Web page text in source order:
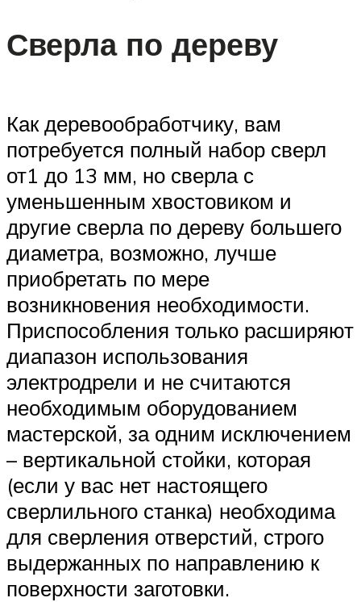
Сверла по дереву
Как деревообработчику, вам
потребуется полный набор сверл
от1 до 13 мм, но сверла с
уменьшенным хвостовиком и
другие сверла по дереву большего
диаметра, возможно, лучше
приобретать по мере
возникновения необходимости.
Приспособления только расширяют
диапазон использования
электродрели и не считаются
необходимым оборудованием
мастерской, за одним исключением
– вертикальной стойки, которая
(если у вас нет настоящего
сверлильного станка) необходима
для сверления отверстий, строго
выдержанных по направлению к
поверхности заготовки.